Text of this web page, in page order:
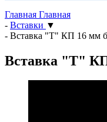
Главная Главная
- Вставки ▼
- Вставка "Т" КП 16 мм
Вставка "Т"